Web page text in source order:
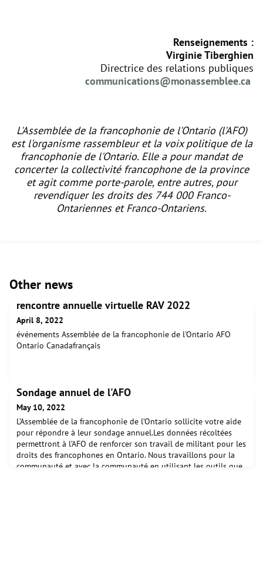
Renseignements :
Virginie Tiberghien
Directrice des relations publiques
communications@monassemblee.ca
L'Assemblée de la francophonie de l'Ontario (l'AFO)
est l'organisme rassembleur et la voix politique de la
francophonie de l'Ontario. Elle a pour mandat de
concerter la collectivité francophone de la province
et agit comme porte-parole, entre autres, pour
revendiquer les droits des 744 000 Franco-
Ontariennes et Franco-Ontariens.
Other news
rencontre annuelle virtuelle RAV 2022
April 8, 2022
événements Assemblée de la francophonie de l'Ontario AFO
Ontario Canadafrançais
Sondage annuel de l'AFO
May 10, 2022
L’Assemblée de la francophonie de l’Ontario sollicite votre aide
pour répondre à leur sondage annuel.Les données récoltées
permettront à l’AFO de renforcer son travail de militant pour les
droits des francophones en Ontario. Nous travaillons pour la
communauté et avec la communauté en utilisant les outils que